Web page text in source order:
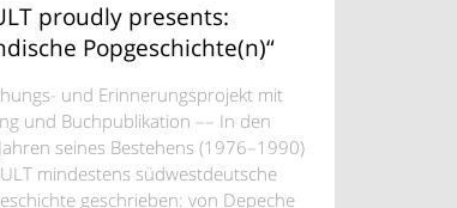
proudly presents:
Popgeschichte(n)“
und Erinnerungsprojekt mit
und Buchpublikation –– In den
seines Bestehens (1976–1990)
mindestens südwestdeutsche
geschrieben: von Depeche